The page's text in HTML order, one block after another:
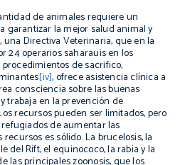
de animales requiere un
garantizar la mejor salud animal y
una Directiva Veterinaria, que en la
24 operarios saharauis en los
de sacrifico,
[iv], ofrece asistencia clínica a
consciencia sobre las buenas
trabaja en la prevención de
recursos pueden ser limitados, pero
de aumentar las
es sólido. La brucelosis, la
del Rift, el equinococo, la rabia y la